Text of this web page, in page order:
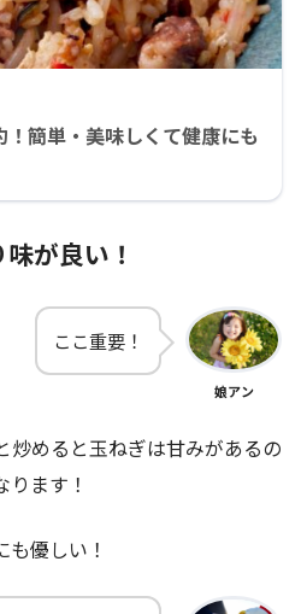
！簡単・美味しくて健康にも
が良い！
ここ重要！
娘アン
炒めると玉ねぎは甘みがあるの
ます！
優しい！